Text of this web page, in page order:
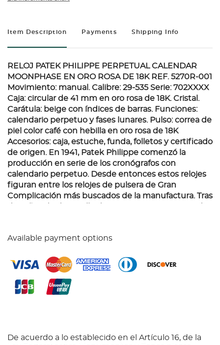
Item Description Payments Shipping Info
RELOJ PATEK PHILIPPE PERPETUAL CALENDAR
MOONPHASE EN ORO ROSA DE 18K REF. 5270R-001
Movimiento: manual. Calibre: 29-535 Serie: 702XXXX
Caja: circular de 41 mm en oro rosa de 18K. Cristal.
Carátula: beige con índices de barras. Funciones:
calendario perpetuo y fases lunares. Pulso: correa de
piel color café con hebilla en oro rosa de 18K
Accesorios: caja, estuche, funda, folletos y certificado
de origen. En 1941, Patek Philippe comenzó la
producción en serie de los cronógrafos con
calendario perpetuo. Desde entonces estos relojes
figuran entre los relojes de pulsera de Gran
Complicación más buscados de la manufactura. Tras
1.65 mm y 182 componentes, al cronógrafo. El calibre
innovaciones patentadas que lo convierte en el más
moderno de los movimientos de los cronógrafos
tradicionales. El sistema de embrague horizontal
funciona con la ayuda de una rueda de arrastre, de
ajuste de la penetración de los engranajes se realiza
Available payment options
De acuerdo a lo establecido en el Artículo 16, de la